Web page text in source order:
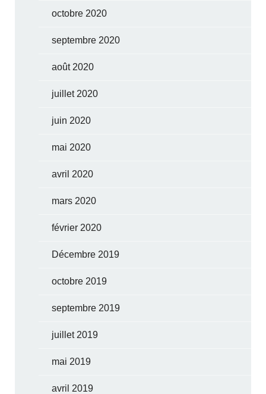
octobre 2020
septembre 2020
août 2020
juillet 2020
juin 2020
mai 2020
avril 2020
mars 2020
février 2020
Décembre 2019
octobre 2019
septembre 2019
juillet 2019
mai 2019
avril 2019